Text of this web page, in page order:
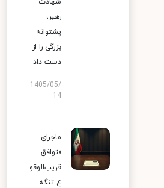
رهبر،
پشتوانه
بزرگی را از
دست داد
1405/05/
14
ماجرای
«توافق
قریب‌الوقو
ع تنگه